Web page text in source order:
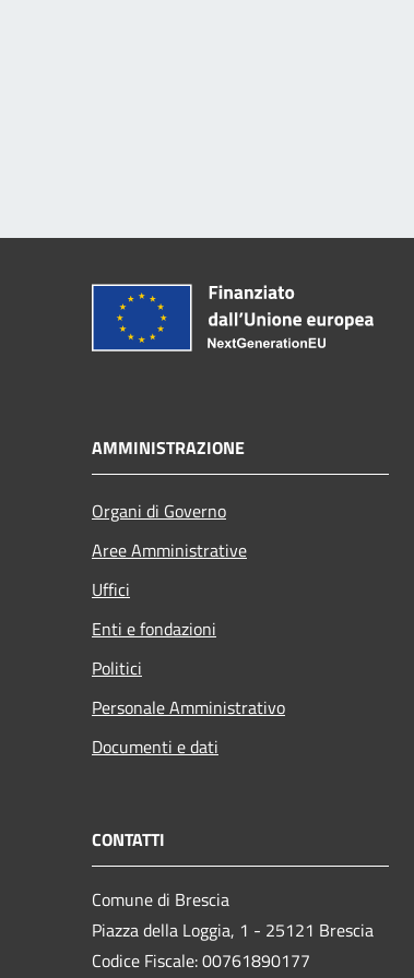
AMMINISTRAZIONE
Organi di Governo
Aree Amministrative
Uffici
Enti e fondazioni
Politici
Personale Amministrativo
Documenti e dati
CONTATTI
Comune di Brescia
Piazza della Loggia, 1 - 25121 Brescia
Codice Fiscale: 00761890177